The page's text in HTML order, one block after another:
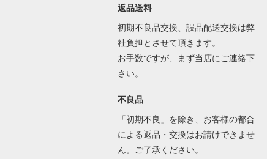
返品送料
初期不良品交換、誤品配送交換は弊
社負担とさせて頂きます。
お手数ですが、まず当店にご連絡下
さい。
不良品
「初期不良」を除き、お客様の都合
による返品・交換はお請けできませ
ん。ご了承ください。